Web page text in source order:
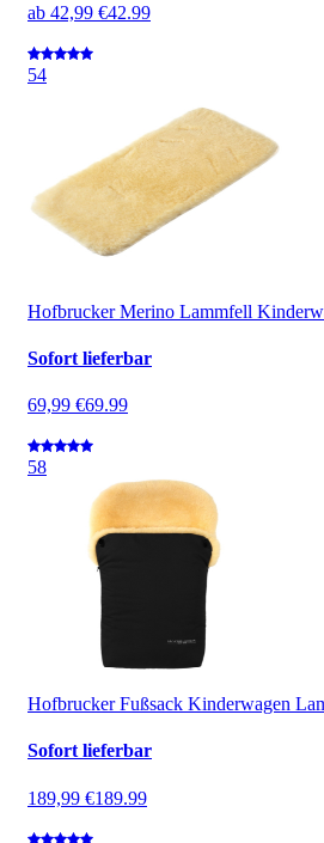
ab 42,99 €42.99
54
Hofbrucker Merino Lammfell
Sofort lieferbar
69,99 €69.99
58
Hofbrucker Fußsack Kinderwagen
Sofort lieferbar
189,99 €189.99